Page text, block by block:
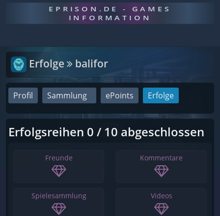
EPRISON.DE - GAMES
INFORMATION
Erfolge balifor
Profil Sammlung ePoints Erfolge
Erfolgsreihen 0 / 10 abgeschlossen
Freunde Kommentare
Spielesammlung Videos